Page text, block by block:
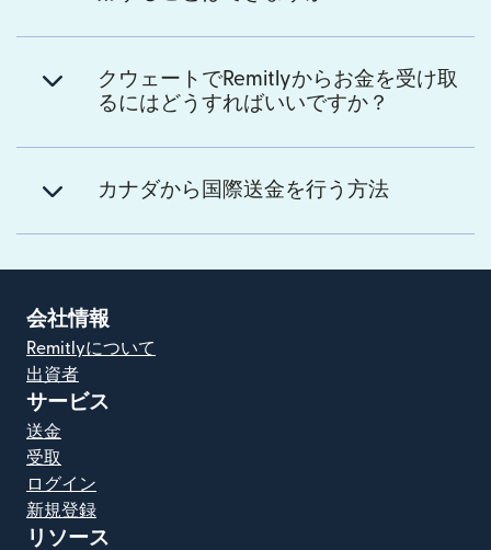
クウェートでRemitlyからお金を受け取
るにはどうすればいいですか？
カナダから国際送金を行う方法
会社情報
Remitlyについて
出資者
サービス
送金
受取
ログイン
新規登録
リソース